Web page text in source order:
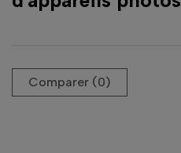
Comparer (0)‎